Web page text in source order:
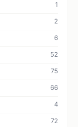
1
2
6
52
75
66
4
72